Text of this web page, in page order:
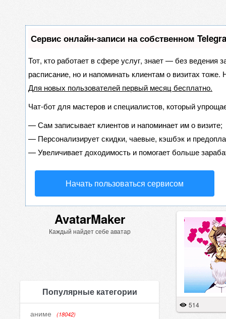
Сервис онлайн-записи на собственном
Тот, кто работает в сфере услуг, знает — без ведения
расписание, но и напоминать клиентам о визитах
Для новых пользователей первый месяц бесплатно.
Чат-бот для мастеров и специалистов, который
—Сам записывает клиентов и напоминает им о визите;
— Персонализирует скидки, чаевые, кэшбэк и
—Увеличивает доходимость и помогает больше
Начать пользоваться сервисом
AvatarMaker
Каждый найдет себе аватар
Популярные категории
аниме (18042)
514